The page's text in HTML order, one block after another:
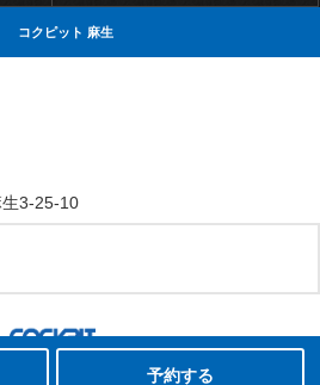
コクピット 麻生
3-25-10
COCKPIT ASAO.All rights reserved.
予約する